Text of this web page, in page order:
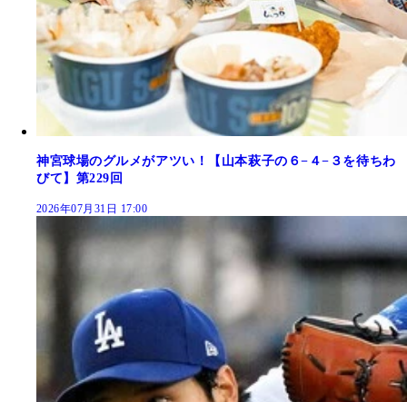
神宮球場のグルメがアツい！【山本萩子の６−４−３を待ちわ
びて】第229回
2026年07月31日 17:00